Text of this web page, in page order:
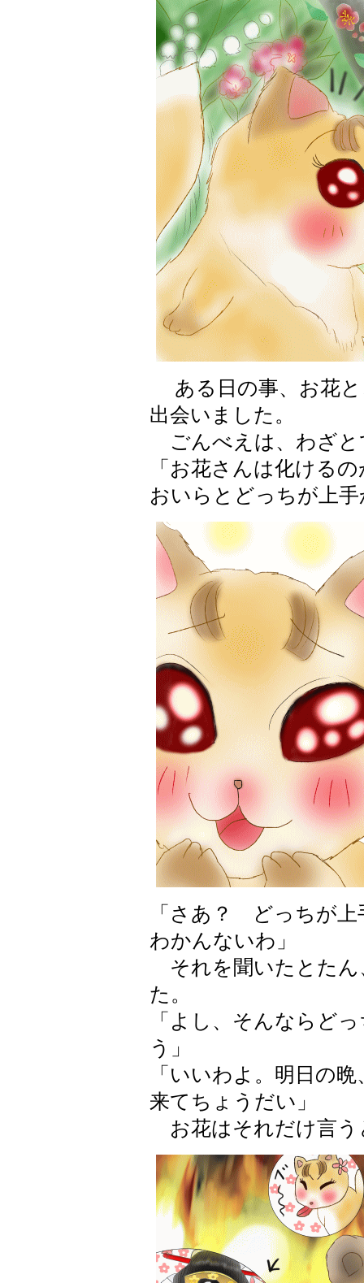
ある日の事、お花と
出会いました。
ごんべえは、わざと
「お花さんは化ける
おいらとどっちが上
「さあ？ どっちが
わかんないわ」
それを聞いたとたん
た。
「よし、そんならど
う」
「いいわよ。明日の
来てちょうだい」
お花はそれだけ言う